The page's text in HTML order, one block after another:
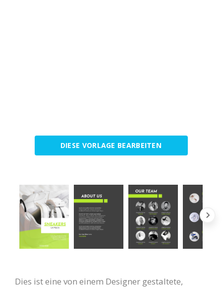
DIESE VORLAGE BEARBEITEN
Dies ist eine von einem Designer gestaltete,